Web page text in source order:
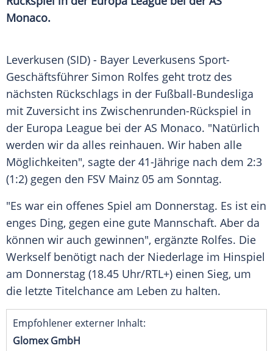
Monaco.
Leverkusen (SID) - Bayer Leverkusens Sport-
Geschäftsführer Simon Rolfes geht trotz des
nächsten Rückschlags in der Fußball-Bundesliga
mit Zuversicht ins Zwischenrunden-Rückspiel in
der Europa League bei der AS Monaco. "Natürlich
werden wir da alles reinhauen. Wir haben alle
Möglichkeiten", sagte der 41-Jährige nach dem 2:3
(1:2) gegen den FSV Mainz 05 am Sonntag.
"Es war ein offenes Spiel am Donnerstag. Es ist ein
enges Ding, gegen eine gute Mannschaft. Aber da
können wir auch gewinnen", ergänzte Rolfes. Die
Werkself benötigt nach der Niederlage im Hinspiel
am Donnerstag (18.45 Uhr/RTL+) einen Sieg, um
die letzte Titelchance am Leben zu halten.
Empfohlener externer Inhalt:
Glomex GmbH